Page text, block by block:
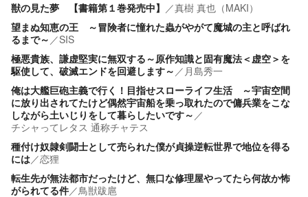
獣の見た夢 【書籍第１巻発売中】 ／真樹 真也（MAKI）
望まぬ知恵の王 ～冒険者に憧れた蟲がやがて魔城の主と呼ばれ
るまで～ ／SIS
極悪貴族、謙虚堅実に無双する～原作知識と固有魔法＜虚空＞を
駆使して、破滅エンドを回避します～ ／ 月島秀一
俺は大艦巨砲主義で行く！目指せスローライフ生活 ～宇宙空間
に放り出されてたけど偶然宇宙船を乗っ取れたので傭兵業をこな
しながら土いじりをして暮らしたいです～ ／
チシャってレタス 通称チャテス
種付け奴隷剣闘士として売られた僕が貞操逆転世界で地位を得る
には／恋狸
転生先が無法都市だったけど、無口な修理屋やってたら何故か怖
がられてる件／鳥獣跋扈